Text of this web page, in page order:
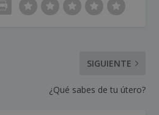
SIGUIENTE
¿Qué sabes de tu útero?